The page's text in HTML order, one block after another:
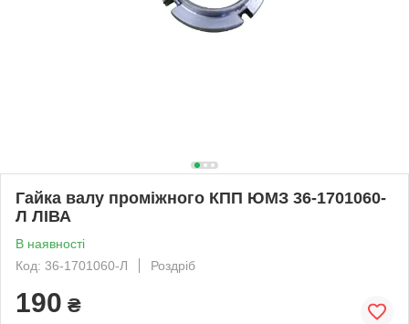
Гайка валу проміжного КПП ЮМЗ 36-1701060-
Л ЛІВА
В наявності
Код: 36-1701060-Л
Роздріб
190 ₴